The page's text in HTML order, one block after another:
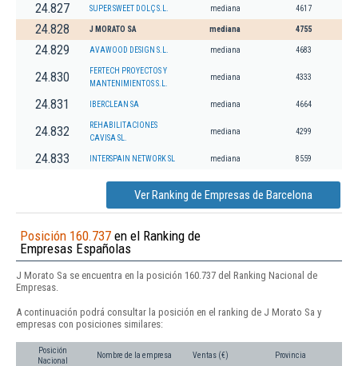
24.827 SUPER SWEET DOLÇ S.L. mediana 4617
24.828 J MORATO SA mediana 4755
24.829 AVAWOOD DESIGN S.L. mediana 4683
24.830
FERTECH PROYECTOS Y
MANTENIMIENTOS S.L.
mediana 4333
24.831 IBERCLEAN SA mediana 4664
24.832
REHABILITACIONES
CAVISA SL.
mediana 4299
24.833 INTERSPAIN NETWORK SL mediana 8559
Ver Ranking de Empresas de Barcelona
Posición 160.737 en el Ranking de
Empresas Españolas
J Morato Sa se encuentra en la posición 160.737 del Ranking Nacional de
Empresas.
A continuación podrá consultar la posición en el ranking de J Morato Sa y
empresas con posiciones similares:
Posición
Nacional
Nombre de la empresa Ventas (€) Provincia